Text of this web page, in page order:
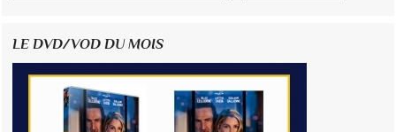
LE DVD/VOD DU MOIS